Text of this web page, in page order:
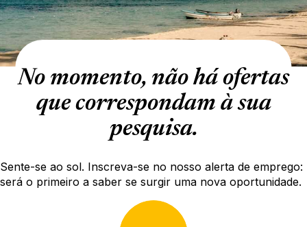
No momento, não há ofertas
que correspondam à sua
pesquisa.
Sente-se ao sol. Inscreva-se no nosso alerta de emprego:
será o primeiro a saber se surgir uma nova oportunidade.